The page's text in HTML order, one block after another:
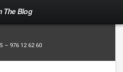
The Blog
– 976 12 62 60